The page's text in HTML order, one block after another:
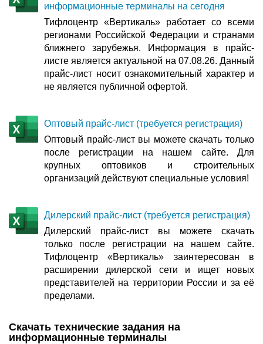
информационные терминалы на сегодня
Тифлоцентр «Вертикаль» работает со всеми
регионами Российской Федерации и странами
ближнего зарубежья. Информация в прайс-
листе является актуальной на 07.08.26. Данный
прайс-лист носит ознакомительный характер и
не является публичной офертой.
Оптовый прайс-лист (требуется регистрация)
Оптовый прайс-лист вы можете скачать только
после регистрации на нашем сайте. Для
крупных оптовиков и строительных
организаций действуют специальные условия!
Дилерский прайс-лист (требуется регистрация)
Дилерский прайс-лист вы можете скачать
только после регистрации на нашем сайте.
Тифлоцентр «Вертикаль» заинтересован в
расширении дилерской сети и ищет новых
представителей на территории России и за её
пределами.
Скачать технические задания на
информационные терминалы